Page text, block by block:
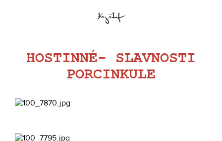
HOSTINNÉ- SLAVNOSTI
PORCINKULE